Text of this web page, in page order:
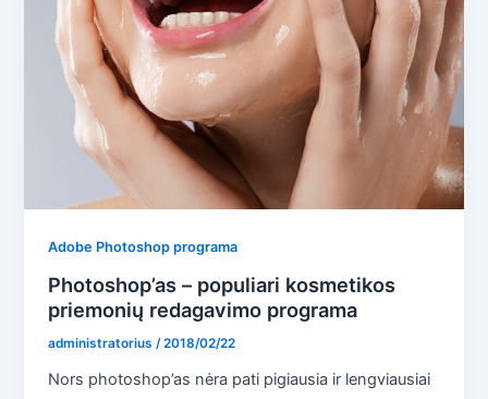
Adobe Photoshop programa
Photoshop’as – populiari kosmetikos
priemonių redagavimo programa
administratorius/2018/02/22
Nors photoshop’as nėra pati pigiausia ir lengviausiai